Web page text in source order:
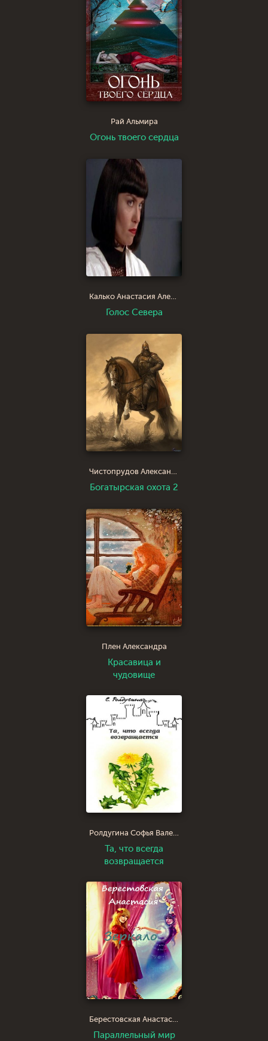
Рай Альмира
Огонь твоего сердца
Калько Анастасия Александровна
Голос Севера
Чистопрудов Александр Юрьевич
Богатырская охота 2
Плен Александра
Красавица и
чудовище
Ролдугина Софья Валерьевна
Та, что всегда
возвращается
Берестовская Анастасия Владимировна
Параллельный мир